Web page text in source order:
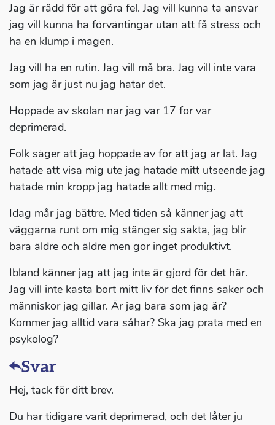
Jag är rädd för att göra fel. Jag vill kunna ta ansvar
jag vill kunna ha förväntingar utan att få stress och
ha en klump i magen.
Jag vill ha en rutin. Jag vill må bra. Jag vill inte vara
som jag är just nu jag hatar det.
Hoppade av skolan när jag var 17 för var
deprimerad.
Folk säger att jag hoppade av för att jag är lat. Jag
hatade att visa mig ute jag hatade mitt utseende jag
hatade min kropp jag hatade allt med mig.
Idag mår jag bättre. Med tiden så känner jag att
väggarna runt om mig stänger sig sakta, jag blir
bara äldre och äldre men gör inget produktivt.
Ibland känner jag att jag inte är gjord för det här.
Jag vill inte kasta bort mitt liv för det finns saker och
människor jag gillar. Är jag bara som jag är?
Kommer jag alltid vara såhär? Ska jag prata med en
psykolog?
Svar
Hej, tack för ditt brev.
Du har tidigare varit deprimerad, och det låter ju